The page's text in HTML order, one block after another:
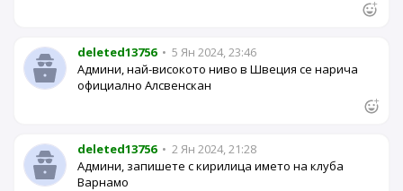
deleted13756 • 5 Ян 2024, 23:46
Админи, най-високото ниво в Швеция се нарича
официално Алсвенскан
deleted13756 • 2 Ян 2024, 21:28
Админи, запишете с кирилица името на клуба
Варнамо